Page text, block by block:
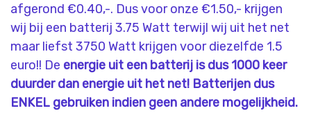
afgerond €0.40,-. Dus voor onze €1.50,- krijgen
wij bij een batterij 3.75 Watt terwijl wij uit het net
maar liefst 3750 Watt krijgen voor diezelfde 1.5
euro!! De energie uit een batterij is dus 1000 keer
duurder dan energie uit het net! Batterijen dus
ENKEL gebruiken indien geen andere mogelijkheid.